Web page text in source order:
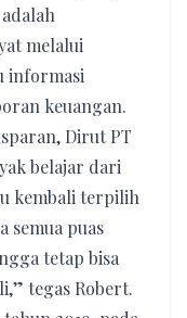
melalui
informasi
keuangan.
Dirut PT
belajar dari
kembali terpilih
semua puas
tetap bisa
tegas Robert.